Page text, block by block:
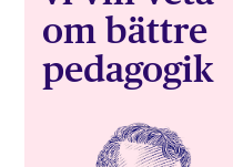
om bättre
pedagogik